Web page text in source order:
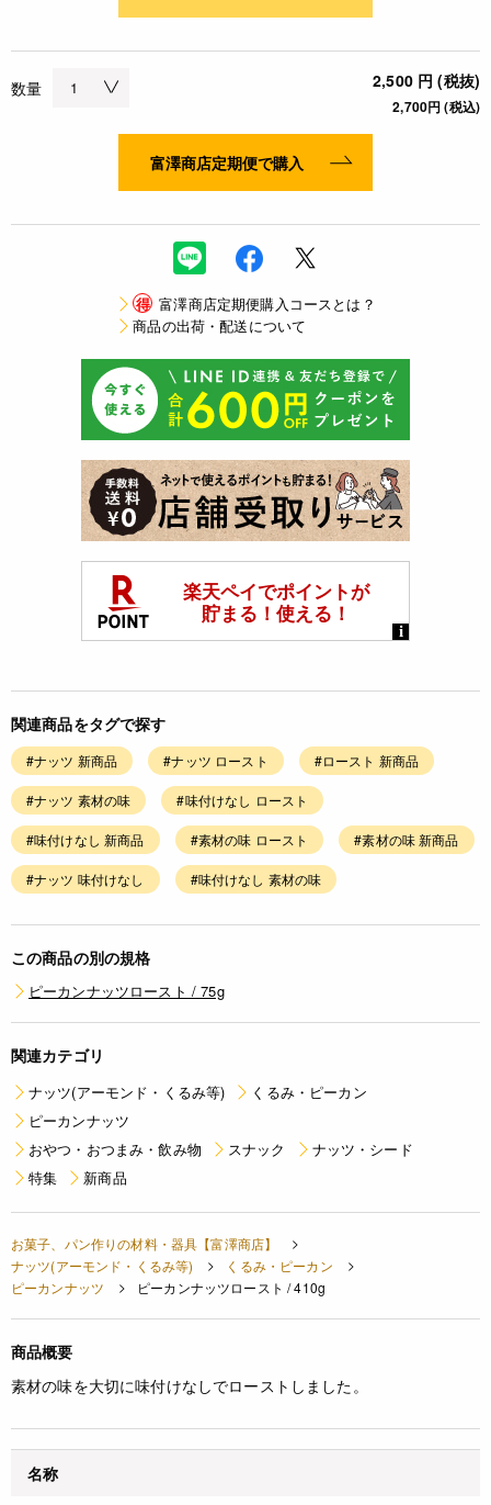
数量 2,500 円 (税抜)
2,700円 (税込)
富澤商店定期便で購入
得 富澤商店定期便購入コースとは？
商品の出荷・配送について
関連商品をタグで探す
#ナッツ 新商品 #ナッツ ロースト #ロースト 新商品
#ナッツ 素材の味 #味付けなし ロースト
#味付けなし 新商品 #素材の味 ロースト #素材の味 新商品
#ナッツ 味付けなし #味付けなし 素材の味
この商品の別の規格
ピーカンナッツロースト / 75g
関連カテゴリ
ナッツ(アーモンド・くるみ等)
くるみ・ピーカン
ピーカンナッツ
おやつ・おつまみ・飲み物
スナック
ナッツ・シード
特集
新商品
お菓子、パン作りの材料・器具【富澤商店】
ナッツ(アーモンド・くるみ等)
くるみ・ピーカン
ピーカンナッツ
ピーカンナッツロースト / 410g
商品概要
素材の味を大切に味付けなしでローストしました。
名称